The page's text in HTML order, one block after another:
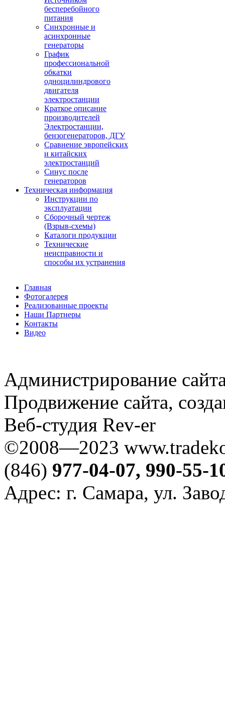
бесперебойного
питания
Синхронные и
асинхронные
генераторы
График
профессиональной
обкатки
одноцилиндрового
двигателя
электростанции
Краткое описание
производителей
Электростанции,
бензогенераторов, ДГУ
Сравнение эвропейских
и китайских
электростанций
Синус после
генераторов
Техническая информация
Инструкции по
эксплуатации
Сборочный чертеж
(Взрыв-схемы)
Каталоги продукции
Технические
неисправности и
способы их устранения
Главная
Фотогалерея
Реализованные проекты
Наши Партнеры
Контакты
Видео
Администрирование
Продвижение сайта,
Веб-студия Rev-er
©2008—2023
(846) 977-04-07, 990-55-
Адрес: г. Самара, ул.